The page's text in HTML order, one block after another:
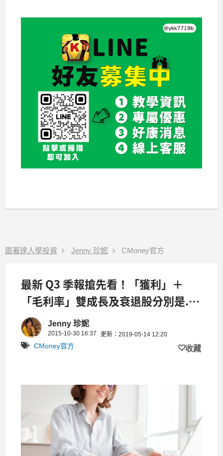
跟著達人學投資 Jenny 珍妮 CMoney官方
最新 Q3 季報搶先看！「獲利」＋
「毛利率」雙成長及衰退股分別是...
你發現了嗎？
Jenny 珍妮
2015-10-30 16:37 更新：2019-05-14 12:20
CMoney官方 收藏